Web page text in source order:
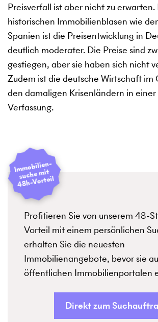
Preisverfall ist aber nicht zu erwarten.
historischen Immobilienblasen wie
Spanien ist die Preisentwicklung in
deutlich moderater. Die Preise sind
gestiegen, aber sie haben sich nicht
Zudem ist die deutsche Wirtschaft im
den damaligen Krisenländern in
Verfassung.
Profitieren Sie von unserem 48-
Vorteil mit einem persönlichen
erhalten Sie die neuesten
Immobilienangebote, bevor sie
öffentlichen Immobilienportalen
I
mmobilien­
suche mit
48h-Vorteil
Direkt zum